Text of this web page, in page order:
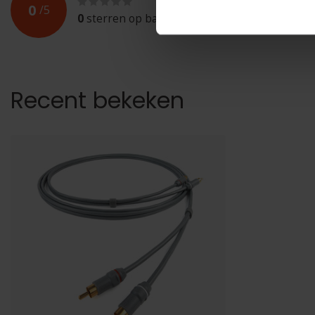
0 /5
0 sterren op basis van
Recent bekeken